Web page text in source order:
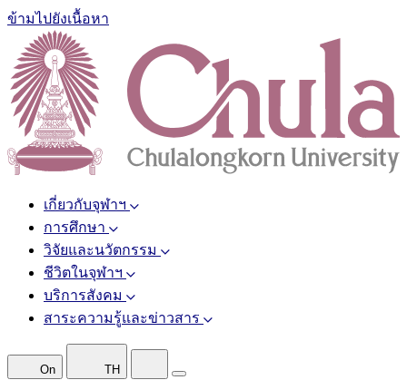
ข้ามไปยังเนื้อหา
เกี่ยวกับจุฬาฯ
การศึกษา
วิจัยและนวัตกรรม
ชีวิตในจุฬาฯ
บริการสังคม
สาระความรู้และข่าวสาร
On TH